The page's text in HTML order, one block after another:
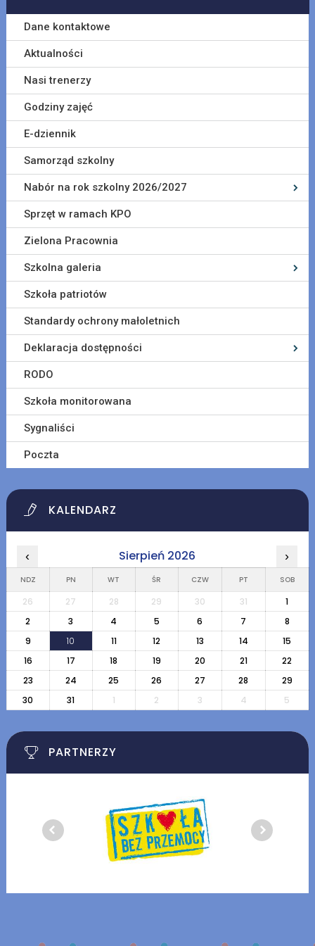
Dane kontaktowe
Aktualności
Nasi trenerzy
Godziny zajęć
E-dziennik
Samorząd szkolny
Nabór na rok szkolny 2026/2027
Sprzęt w ramach KPO
Zielona Pracownia
Szkolna galeria
Szkoła patriotów
Standardy ochrony małoletnich
Deklaracja dostępności
RODO
Szkoła monitorowana
Sygnaliści
Poczta
KALENDARZ
‹ Sierpień 2026 ›
NDZ PN WT ŚR CZW PT SOB
26 27 28 29 30 31
1
2
3 4 5 6 7
8
9
10 11 12 13 14
15
16
17 18 19 20 21
22
23
24 25 26 27 28
29
30
31 1 2 3 4 5
PARTNERZY